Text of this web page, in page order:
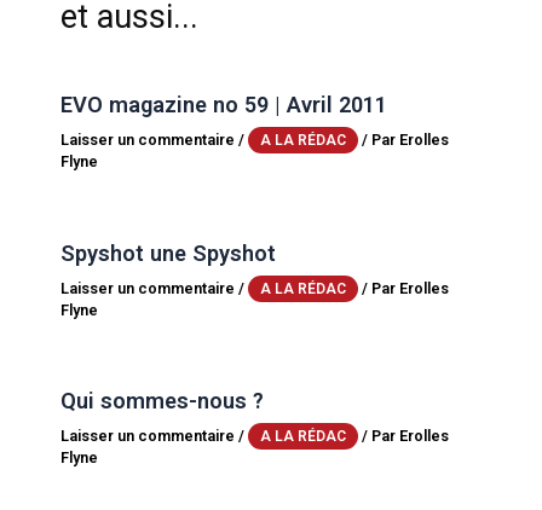
et aussi...
EVO magazine no 59 | Avril 2011
Laisser un commentaire / A LA RÉDAC / Par Erolles
Flyne
Spyshot une Spyshot
Laisser un commentaire / A LA RÉDAC / Par Erolles
Flyne
Qui sommes-nous ?
Laisser un commentaire / A LA RÉDAC / Par Erolles
Flyne